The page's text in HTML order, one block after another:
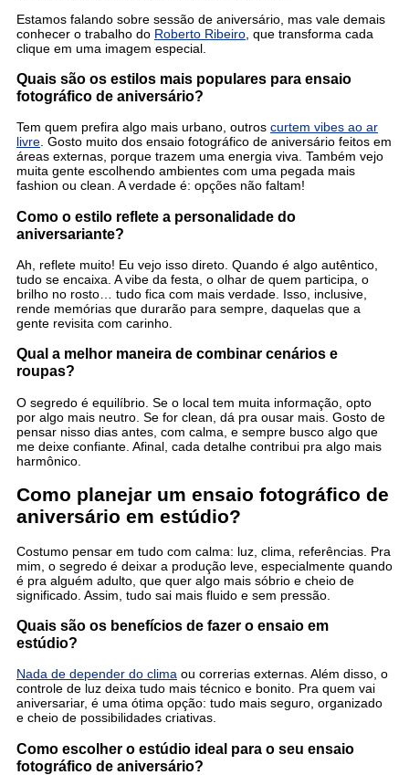
Estamos falando sobre sessão de aniversário, mas vale demais
conhecer o trabalho do Roberto Ribeiro , que transforma cada
clique em uma imagem especial.
Quais são os estilos mais populares para ensaio
fotográfico de aniversário?
Tem quem prefira algo mais urbano, outros curtem vibes ao ar
livre. Gosto muito dos ensaio fotográfico de aniversário feitos em
áreas externas, porque trazem uma energia viva. Também vejo
muita gente escolhendo ambientes com uma pegada mais
fashion ou clean. A verdade é: opções não faltam!
Como o estilo reflete a personalidade do
aniversariante?
Ah, reflete muito! Eu vejo isso direto. Quando é algo autêntico,
tudo se encaixa. A vibe da festa, o olhar de quem participa, o
brilho no rosto… tudo fica com mais verdade. Isso, inclusive,
rende memórias que durarão para sempre, daquelas que a
gente revisita com carinho.
Qual a melhor maneira de combinar cenários e
roupas?
O segredo é equilíbrio. Se o local tem muita informação, opto
por algo mais neutro. Se for clean, dá pra ousar mais. Gosto de
pensar nisso dias antes, com calma, e sempre busco algo que
me deixe confiante. Afinal, cada detalhe contribui pra algo mais
harmônico.
Como planejar um ensaio fotográfico de
aniversário em estúdio?
Costumo pensar em tudo com calma: luz, clima, referências. Pra
mim, o segredo é deixar a produção leve, especialmente quando
é pra alguém adulto, que quer algo mais sóbrio e cheio de
significado. Assim, tudo sai mais fluido e sem pressão.
Quais são os benefícios de fazer o ensaio em
estúdio?
Nada de depender do clima ou correrias externas. Além disso, o
controle de luz deixa tudo mais técnico e bonito. Pra quem vai
aniversariar, é uma ótima opção: tudo mais seguro, organizado
e cheio de possibilidades criativas.
Como escolher o estúdio ideal para o seu ensaio
fotográfico de aniversário?